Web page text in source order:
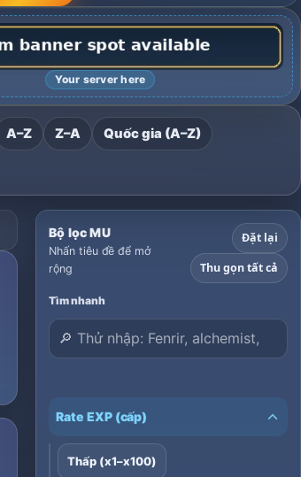
Your server here
A–Z Z–A Quốc gia (A–Z)
Bộ lọc MU
Nhấn tiêu đề để mở
rộng
Đặt lại
Thu gọn tất cả
Tìm nhanh
Rate EXP (cấp)
Thấp (x1–x100)